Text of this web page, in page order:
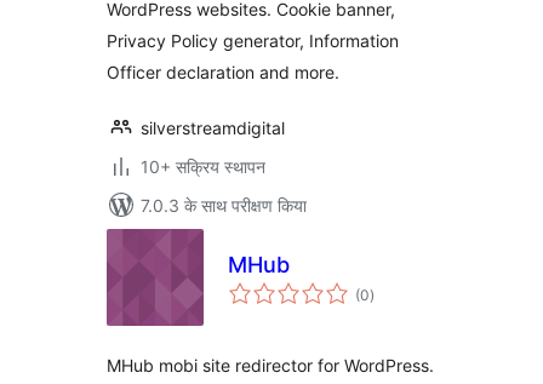
WordPress websites. Cookie banner,
Privacy Policy generator, Information
Officer declaration and more.
silverstreamdigital
10+ सक्रिय स्थापन
7.0.3 के साथ परीक्षण किया
MHub
(0कुल
दर)
MHub mobi site redirector for WordPress.